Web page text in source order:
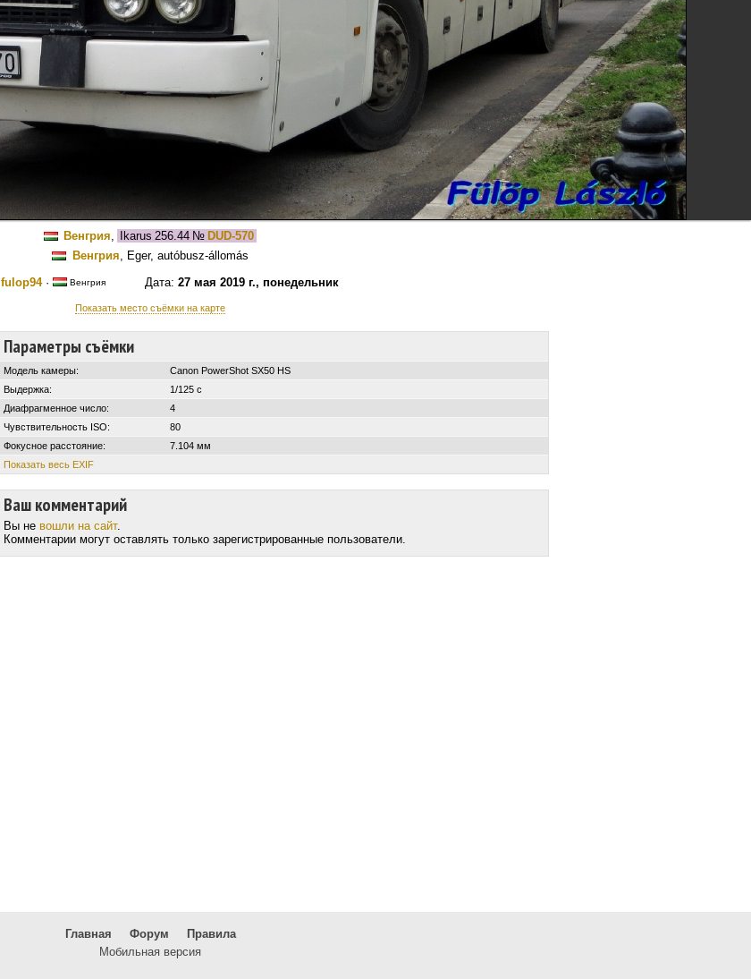
Венгрия, Ikarus 256.44 № DUD-570
Венгрия, Eger, autóbusz-állomás
fulop94· Венгрия Дата: 27 мая 2019 г., понедельник
Показать место съёмки на карте
Параметры съёмки
Модель камеры:
Canon PowerShot SX50 HS
Выдержка:
1/125 с
Диафрагменное число:
4
Чувствительность ISO:
80
Фокусное расстояние:
7.104 мм
Показать весь EXIF
Ваш комментарий
Вы не вошли на сайт.
Комментарии могут оставлять только зарегистрированные пользователи.
Главная Форум
Правила
Мобильная версия